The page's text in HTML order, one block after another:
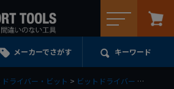
メーカーでさがす キーワード
ドライバー・ビット ビットドライバー